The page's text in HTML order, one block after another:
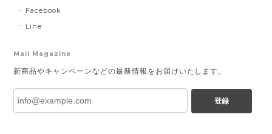
Facebook
Line
Mail Magazine
新商品やキャンペーンなどの最新情報をお届けいたします。
登録